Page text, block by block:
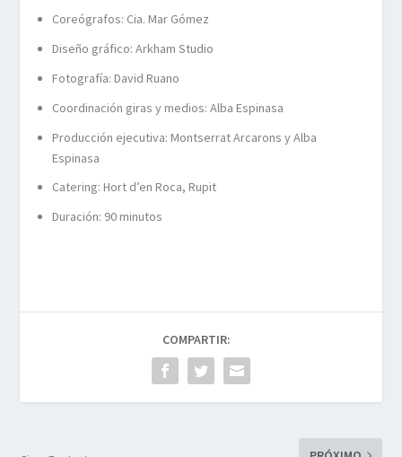
Coreógrafos: Cia. Mar Gómez
Diseño gráfico: Arkham Studio
Fotografía: David Ruano
Coordinación giras y medios: Alba Espinasa
Producción ejecutiva: Montserrat Arcarons y Alba
Espinasa
Catering: Hort d’en Roca, Rupit
Duración: 90 minutos
COMPARTIR: